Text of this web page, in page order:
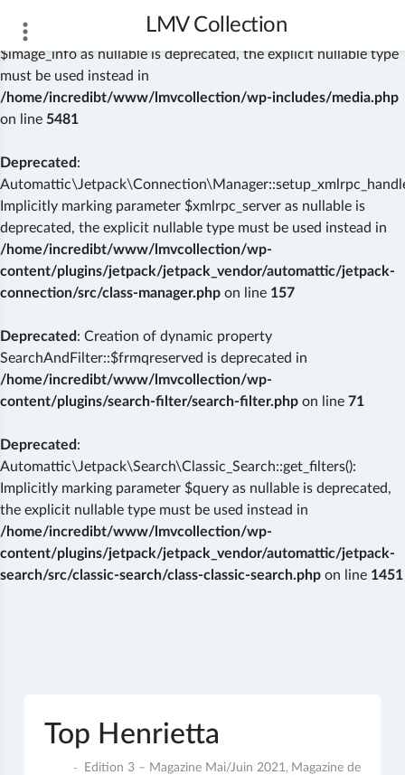
Deprecated
: wp_getimagesize(): Implicitly marking parameter
$image_info as nullable is deprecated, the explicit nullable type
must be used instead in
/home/incredibt/www/lmvcollection/wp-includes/media.php
on line 5481
Deprecated :
Implicitly marking parameter $xmlrpc_server as nullable is
deprecated, the explicit nullable type must be used instead in
/home/incredibt/www/lmvcollection/wp-
content/plugins/jetpack/jetpack_vendor/automattic/jetpack-
connection/src/class-manager.php on line 157
Deprecated : Creation of dynamic property
SearchAndFilter::$frmqreserved is deprecated in
/home/incredibt/www/lmvcollection/wp-
content/plugins/search-filter/search-filter.php on line 71
Deprecated :
Automattic\Jetpack\Search\Classic_Search::get_filters():
Implicitly marking parameter $query as nullable is deprecated,
the explicit nullable type must be used instead in
/home/incredibt/www/lmvcollection/wp-
content/plugins/jetpack/jetpack_vendor/automattic/jetpack-
search/src/classic-search/class-classic-search.php on line 1451
LMV Collection
Top Henrietta
Edition 3 – Magazine Mai/Juin 2021, Magazine de